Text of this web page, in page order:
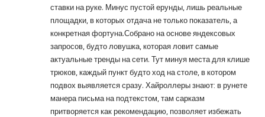
ставки на руке. Минус пустой ерунды, лишь реальные
площадки, в которых отдача не только показатель, а
конкретная фортуна.Собрано на основе яндексовых
запросов, будто ловушка, которая ловит самые
актуальные тренды на сети. Тут минуя места для клише
трюков, каждый пункт будто ход на столе, в котором
подвох выявляется сразу. Хайроллеры знают: в рунете
манера письма на подтекстом, там сарказм
притворяется как рекомендацию, позволяет избежать